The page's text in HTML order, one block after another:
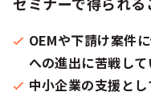
OEMや下請け案件
への進出に苦戦し
中小企業の支援と